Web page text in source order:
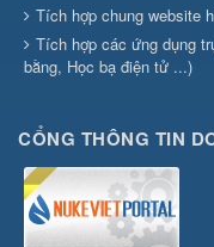
Tích hợp chung website
Tích hợp các ứng dụng
bằng, Học bạ điện tử ...)
CỔNG THÔNG TIN